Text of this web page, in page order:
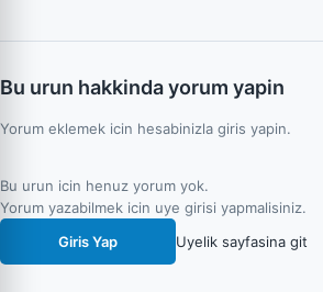
Bu urun hakkinda yorum yapin
Yorum eklemek icin hesabinizla giris yapin.
Bu urun icin henuz yorum yok.
Yorum yazabilmek icin uye girisi yapmalisiniz.
Giris Yap
Uyelik sayfasina git